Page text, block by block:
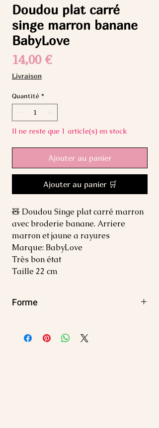
Doudou plat carré
singe marron banane
BabyLove
14,00 €Prix
Livraison
Quantité *
Il ne reste que 1 article(s) en stock
Ajouter au panier
Ajouter au panier 🛒
🧸 Doudou Singe plat carré marron
avec broderie banane. Arriere
marron et jaune a rayures
Marque: BabyLove
Très bon état
Taille 22 cm
Forme